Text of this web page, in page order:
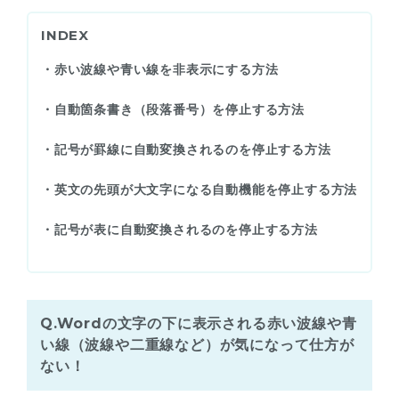
INDEX
・赤い波線や青い線を非表示にする方法
・自動箇条書き（段落番号）を停止する方法
・記号が罫線に自動変換されるのを停止する方法
・英文の先頭が大文字になる自動機能を停止する方法
・記号が表に自動変換されるのを停止する方法
Q.Wordの文字の下に表示される赤い波線や青
い線（波線や二重線など）が気になって仕方が
ない！